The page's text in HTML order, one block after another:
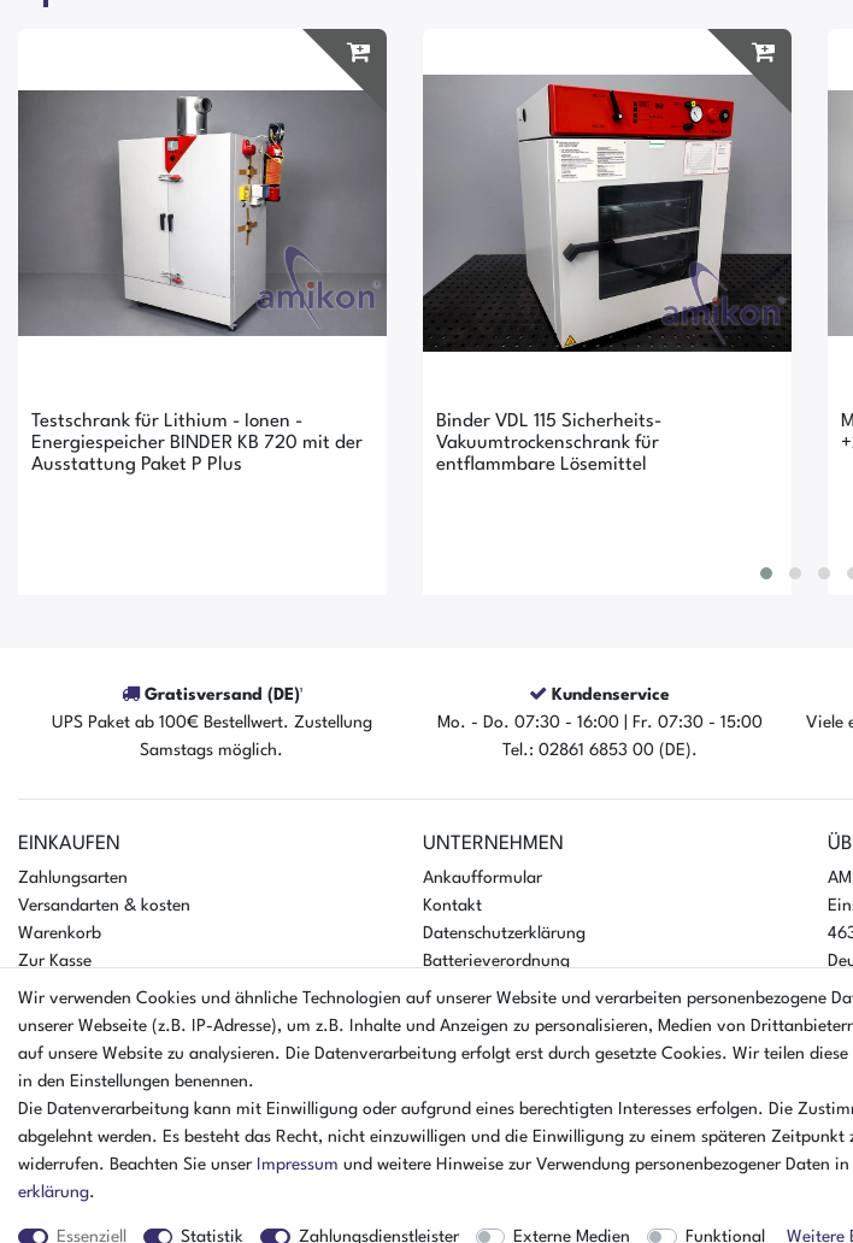
Testschrank für Lithium - Ionen -
Energiespeicher BINDER KB 720 mit der
Ausstattung Paket P Plus
Binder VDL 115 Sicherheits-
Vakuumtrockenschrank für
entflammbare Lösemittel
Gratisversand (DE)¹
UPS Paket ab 100€ Bestellwert. Zustellung
Samstags möglich.
Kundenservice
Mo. - Do. 07:30 - 16:00 | Fr. 07:30 - 15:00
Tel.: 02861 6853 00 (DE).
Viele
EINKAUFEN
Zahlungsarten
Versandarten & kosten
Warenkorb
Zur Kasse
Hilfe
UNTERNEHMEN
Ankaufformular
Kontakt
Datenschutzerklärung
Batterieverordnung
AGB
Impressum
© Copyright 2026 Amikon GmbH |
Wir verwenden Cookies und ähnliche Technologien auf unserer Website und verarbeiten personenbezogene
unserer Webseite (z.B. IP-Adresse), um z.B. Inhalte und Anzeigen zu personalisieren, Medien von
auf unsere Website zu analysieren. Die Datenverarbeitung erfolgt erst durch gesetzte Cookies. Wir teilen
in den Einstellungen benennen.
Die Datenverarbeitung kann mit Einwilligung oder aufgrund eines berechtigten Interesses erfolgen. Die
abgelehnt werden. Es besteht das Recht, nicht einzuwilligen und die Einwilligung zu einem späteren Zeitpunkt
widerrufen. Beachten Sie unser Impressum und weitere Hinweise zur Verwendung personenbezogener Daten in
erklärung.
Essenziell Statistik Zahlungsdienstleister Externe Medien Funktional Weitere